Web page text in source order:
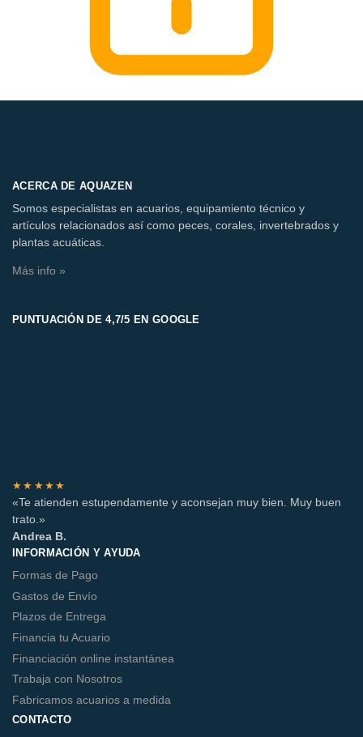
ACERCA DE AQUAZEN
Somos especialistas en acuarios, equipamiento técnico y
artículos relacionados así como peces, corales, invertebrados y
plantas acuáticas.
Más info »
PUNTUACIÓN DE 4,7/5 EN GOOGLE
★★★★★
«Te atienden estupendamente y aconsejan muy bien. Muy buen
trato.»
Andrea B.
INFORMACIÓN Y AYUDA
Formas de Pago
Gastos de Envío
Plazos de Entrega
Financia tu Acuario
Financiación online instantánea
Trabaja con Nosotros
Fabricamos acuarios a medida
CONTACTO